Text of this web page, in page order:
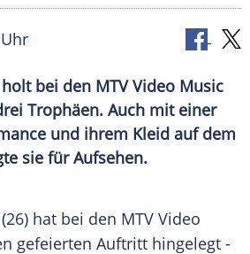
bei den MTV Video Music
Trophäen. Auch mit einer
und ihrem Kleid auf dem
sie für Aufsehen.
hat bei den MTV Video
gefeierten Auftritt hingelegt -